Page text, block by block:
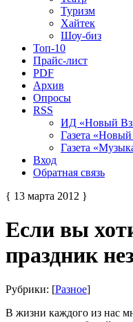
Туризм
Хайтек
Шоу-биз
Топ-10
Прайс-лист
PDF
Архив
Опросы
RSS
ИД «Новый
Газета «Новый
Газета
Вход
Обратная связь
{ 13 марта 2012 }
Если вы
праздник
Рубрики: [Разное]
В жизни каждого из нас